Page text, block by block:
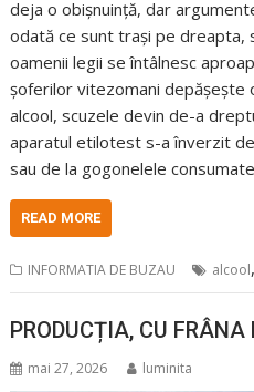
deja o obișnuință, dar
odată ce sunt trași pe dreapta,
oamenii legii se întâlnesc
șoferilor vitezomani depășește
alcool, scuzele devin de-a
aparatul etilotest s-a înverzit
sau de la gogonelele
READ MORE
INFORMATIA DE BUZAU alcool,
PRODUCȚIA, CU
mai 27, 2026 luminita